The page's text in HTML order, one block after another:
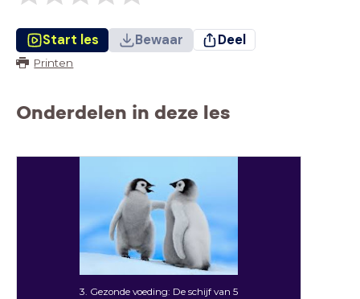
Start les Bewaar Deel
Printen
Onderdelen in deze les
3. Gezonde voeding: De schijf van 5